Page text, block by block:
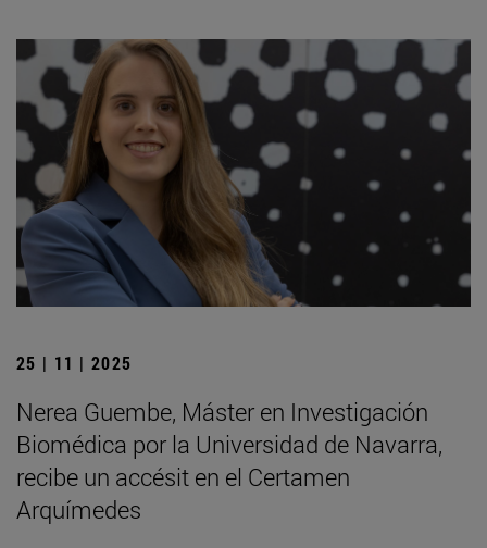
25 | 11 | 2025
Nerea Guembe, Máster en Investigación
Biomédica por la Universidad de Navarra,
recibe un accésit en el Certamen
Arquímedes